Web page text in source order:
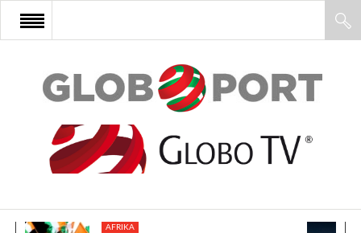
FŐOLDAL
AFRIKA
AFRIKA